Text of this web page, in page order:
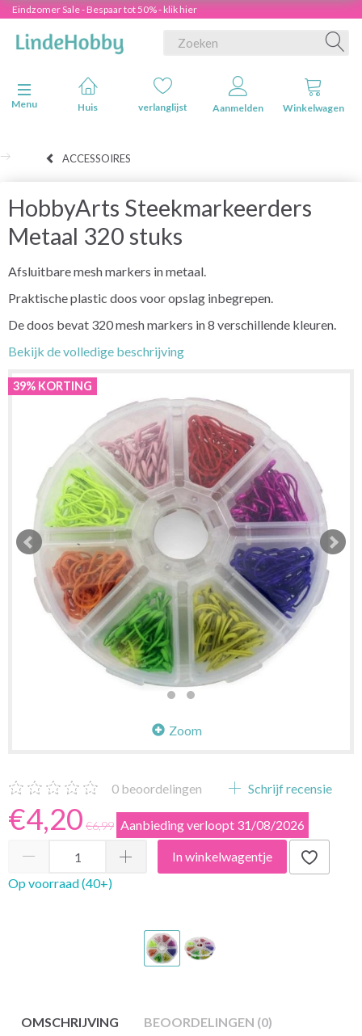
Eindzomer Sale - Bespaar tot 50% - klik hier
Navigatie in-/uitschakelen
Menu
Huis verlanglijst Aanmelden Winkelwagen
ACCESSOIRES
HobbyArts Steekmarkeerders
Metaal 320 stuks
Afsluitbare mesh markers in metaal.
Praktische plastic doos voor opslag inbegrepen.
De doos bevat 320 mesh markers in 8 verschillende kleuren.
Bekijk de volledige beschrijving
39% KORTING
Zoom
0 beoordelingen Schrijf recensie
€4,20 €6,99 Aanbieding verloopt 31/08/2026
In winkelwagentje
Op voorraad (40+)
OMSCHRIJVING BEOORDELINGEN (0)